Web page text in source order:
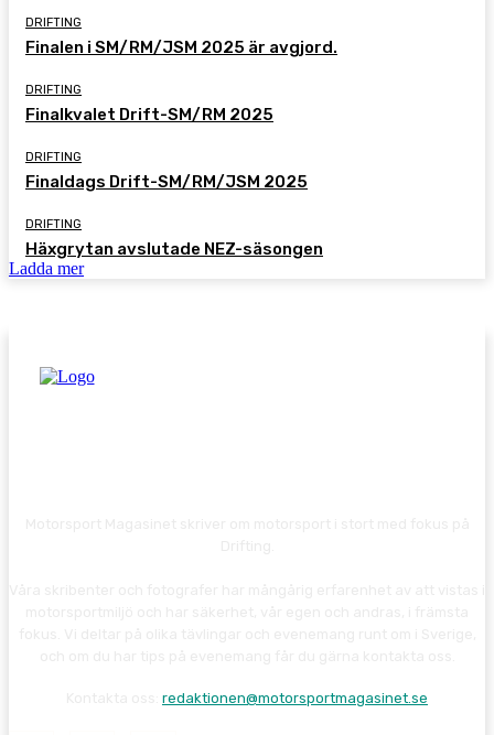
DRIFTING
Finalen i SM/RM/JSM 2025 är avgjord.
DRIFTING
Finalkvalet Drift-SM/RM 2025
DRIFTING
Finaldags Drift-SM/RM/JSM 2025
DRIFTING
Häxgrytan avslutade NEZ-säsongen
Ladda mer
redaktionen@motorsportmagasinet.se